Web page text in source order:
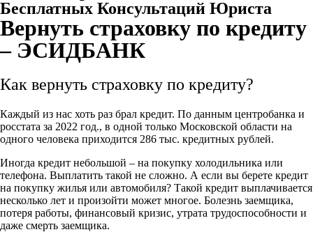
Бесплатных Консультаций Юриста
Вернуть страховку по кредиту
– ЭСИДБАНК
Как вернуть страховку по кредиту?
Каждый из нас хоть раз брал кредит. По данным центробанка и
росстата за 2022 год., в одной только Московской области на
одного человека приходится 286 тыс. кредитных рублей.
Иногда кредит небольшой – на покупку холодильника или
телефона. Выплатить такой не сложно. А если вы берете кредит
на покупку жилья или автомобиля? Такой кредит выплачивается
несколько лет и произойти может многое. Болезнь заемщика,
потеря работы, финансовый кризис, утрата трудоспособности и
даже смерть заемщика.